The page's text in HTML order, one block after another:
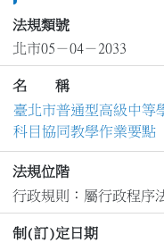
法規類號
北市05－04－2033
名 稱
臺北市普通型高級中等
科目協同教學作業要點
法規位階
行政規則：屬行政程序
制(訂)定日期